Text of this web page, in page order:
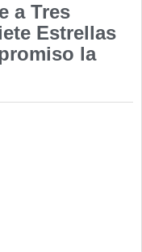
a Tres
Estrellas
la